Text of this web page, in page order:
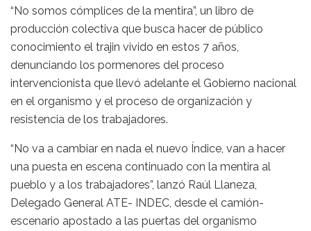
“No somos cómplices de la mentira”, un libro de
producción colectiva que busca hacer de público
conocimiento el trajin vivido en estos 7 años,
denunciando los pormenores del proceso
intervencionista que llevó adelante el Gobierno nacional
en el organismo y el proceso de organización y
resistencia de los trabajadores.
“No va a cambiar en nada el nuevo Índice, van a hacer
una puesta en escena continuado con la mentira al
pueblo y a los trabajadores”, lanzó Raúl Llaneza,
Delegado General ATE- INDEC, desde el camión-
escenario apostado a las puertas del organismo